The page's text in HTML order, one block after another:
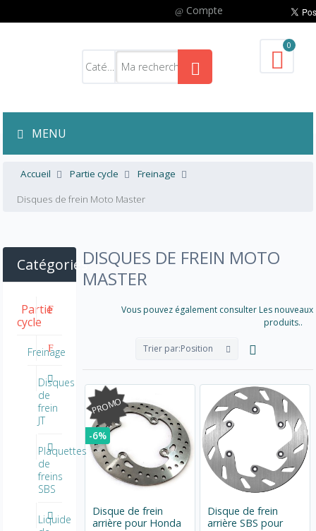
Compte
0
MENU
Accueil Partie cycle
Freinage
Disques de frein Moto Master
DISQUES DE FREIN MOTO
MASTER
Vous pouvez également consulter Les nouveaux
produits..
Trier par:Position
PROMO
-6%
Disque de frein
arrière pour Honda
Disque de frein
arrière SBS pour
Catégories
Partie
cycle
Freinage
Disques
de
frein
JT
Plaquettes
de
freins
SBS
Liquide